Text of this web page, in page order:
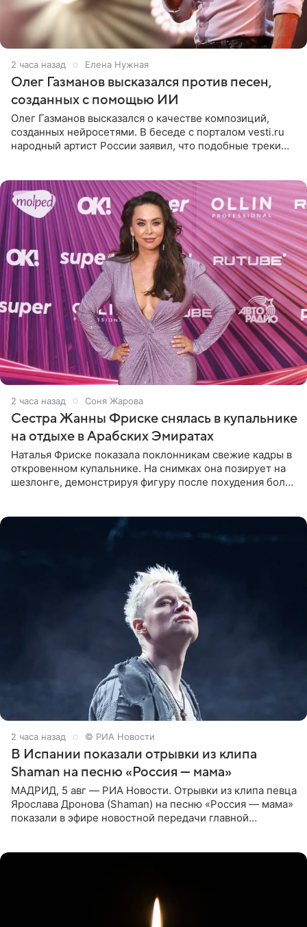
2 часа назад Елена Нужная
Олег Газманов высказался против песен,
созданных с помощью ИИ
Олег Газманов высказался о качестве композиций,
созданных нейросетями. В беседе с порталом vesti.ru
народный артист России заявил, что подобные треки
2 часа назад Соня Жарова
Сестра Жанны Фриске снялась в купальнике
на отдыхе в Арабских Эмиратах
Наталья Фриске показала поклонникам свежие кадры в
откровенном купальнике. На снимках она позирует на
шезлонге, демонстрируя фигуру после похудения более
2 часа назад © РИА Новости
В Испании показали отрывки из клипа
Shaman на песню «Россия — мама»
МАДРИД, 5 авг — РИА Новости. Отрывки из клипа певца
Ярослава Дронова (Shaman) на песню «Россия — мама»
показали в эфире новостной передачи главной